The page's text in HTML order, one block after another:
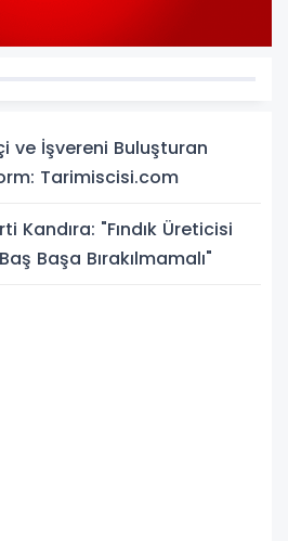
ve İşvereni Buluşturan
Tarimiscisi.com
Kandıra: "Fındık Üreticisi
Başa Bırakılmamalı"